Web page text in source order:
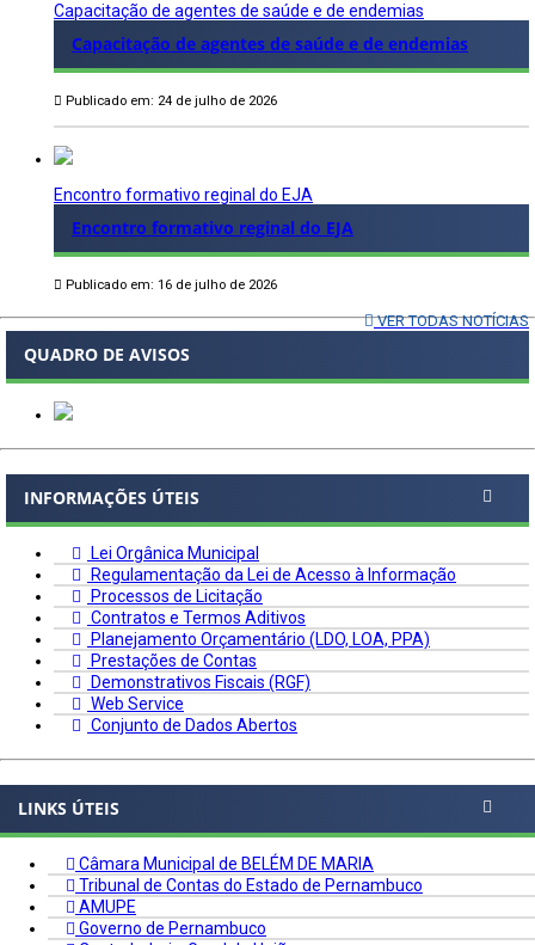
Capacitação de agentes de saúde e de endemias
Capacitação de agentes de saúde e de endemias
Publicado em: 24 de julho de 2026
Encontro formativo reginal do EJA
Encontro formativo reginal do EJA
Publicado em: 16 de julho de 2026
VER TODAS NOTÍCIAS
QUADRO DE AVISOS
INFORMAÇÕES ÚTEIS
Lei Orgânica Municipal
Regulamentação da Lei de Acesso à Informação
Processos de Licitação
Contratos e Termos Aditivos
Planejamento Orçamentário (LDO, LOA, PPA)
Prestações de Contas
Demonstrativos Fiscais (RGF)
Web Service
Conjunto de Dados Abertos
LINKS ÚTEIS
Câmara Municipal de BELÉM DE MARIA
Tribunal de Contas do Estado de Pernambuco
AMUPE
Governo de Pernambuco